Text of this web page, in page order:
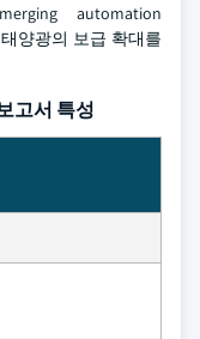
automation
양광의 보급 확대를
고서 특성